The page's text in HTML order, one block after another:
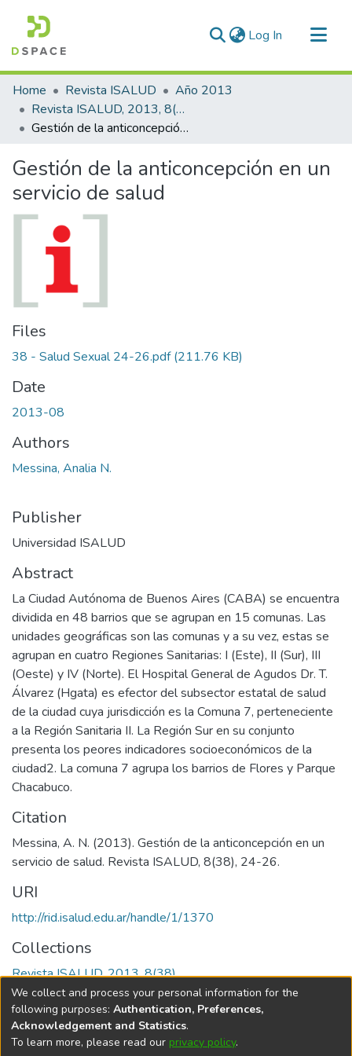
Log In (current)
Communities & Collections
All of DSpace
Statistics
Home Revista ISALUD
Año 2013
Revista ISALUD, 2013, 8(38)
Gestión de la anticoncepción en un servicio de salud
Gestión de la anticoncepción en un
servicio de salud
Files
38 - Salud Sexual 24-26.pdf(211.76 KB)
Date
2013-08
Authors
Messina, Analia N.
Publisher
Universidad ISALUD
Abstract
La Ciudad Autónoma de Buenos Aires (CABA) se encuentra
dividida en 48 barrios que se agrupan en 15 comunas. Las
unidades geográficas son las comunas y a su vez, estas se
agrupan en cuatro Regiones Sanitarias: I (Este), II (Sur), III
(Oeste) y IV (Norte). El Hospital General de Agudos Dr. T.
Álvarez (Hgata) es efector del subsector estatal de salud
de la ciudad cuya jurisdicción es la Comuna 7, perteneciente
a la Región Sanitaria II. La Región Sur en su conjunto
presenta los peores indicadores socioeconómicos de la
ciudad2. La comuna 7 agrupa los barrios de Flores y Parque
Chacabuco.
Citation
Messina, A. N. (2013). Gestión de la anticoncepción en un
servicio de salud. Revista ISALUD, 8(38), 24-26.
URI
http://rid.isalud.edu.ar/handle/1/1370
Collections
Revista ISALUD, 2013, 8(38)
Full item page
DSpace softwarecopyright © 2002-2026
We collect and process your personal information for the
following purposes: Authentication, Preferences,
Acknowledgement and Statistics.
To learn more, please read our privacy policy.